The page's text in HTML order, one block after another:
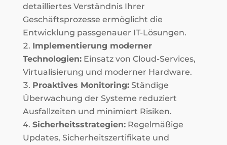
detailliertes Verständnis Ihrer
Geschäftsprozesse ermöglicht die
Entwicklung passgenauer IT-Lösungen.
Implementierung moderner
Technologien:Einsatz von Cloud-Services,
Virtualisierung und moderner Hardware.
Proaktives Monitoring:Ständige
Überwachung der Systeme reduziert
Ausfallzeiten und minimiert Risiken.
Sicherheitsstrategien:Regelmäßige
Updates, Sicherheitszertifikate und